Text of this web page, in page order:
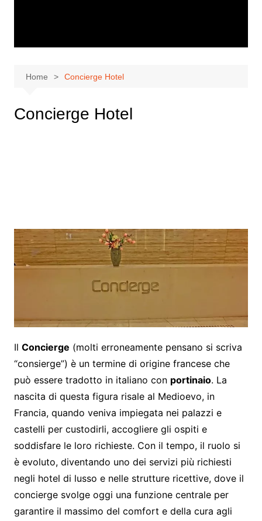
Home Concierge Hotel
Concierge Hotel
Il Concierge (molti erroneamente pensano si scriva
“consierge”) è un termine di origine francese che
può essere tradotto in italiano con portinaio. La
nascita di questa figura risale al Medioevo, in
Francia, quando veniva impiegata nei palazzi e
castelli per custodirli, accogliere gli ospiti e
soddisfare le loro richieste. Con il tempo, il ruolo si
è evoluto, diventando uno dei servizi più richiesti
negli hotel di lusso e nelle strutture ricettive, dove il
concierge svolge oggi una funzione centrale per
garantire il massimo del comfort e della cura agli